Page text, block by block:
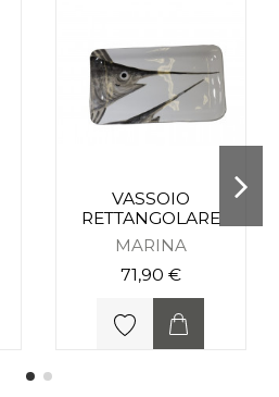
VASSOIO
RETTANGOLARE
MARINA
71,90 €